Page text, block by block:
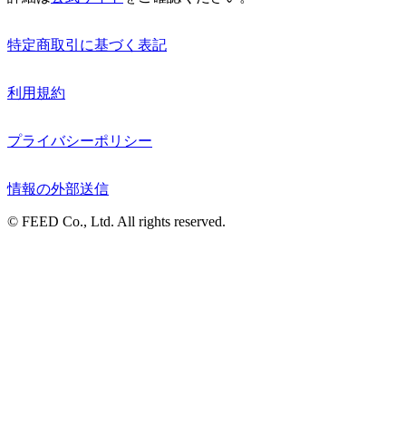
特定商取引に基づく表記
利用規約
プライバシーポリシー
情報の外部送信
© FEED Co., Ltd. All rights reserved.